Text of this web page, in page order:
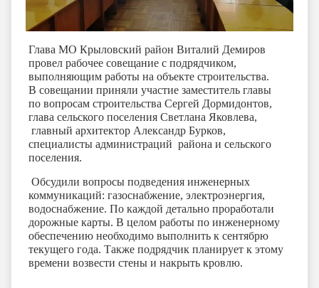
Глава МО Крыловский район Виталий Демиров
провел рабочее совещание с подрядчиком,
выполняющим работы на объекте строительства.
В совещании приняли участие заместитель главы
по вопросам строительства Сергей Дормидонтов,
глава сельского поселения Светлана Яковлева,
главный архитектор Александр Бурков,
специалисты администраций района и сельского
поселения.
Обсудили вопросы подведения инженерных
коммуникаций: газоснабжение, электроэнергия,
водоснабжение. По каждой детально проработали
дорожные карты. В целом работы по инженерному
обеспечению необходимо выполнить к сентябрю
текущего года. Также подрядчик планирует к этому
времени возвести стены и накрыть кровлю.